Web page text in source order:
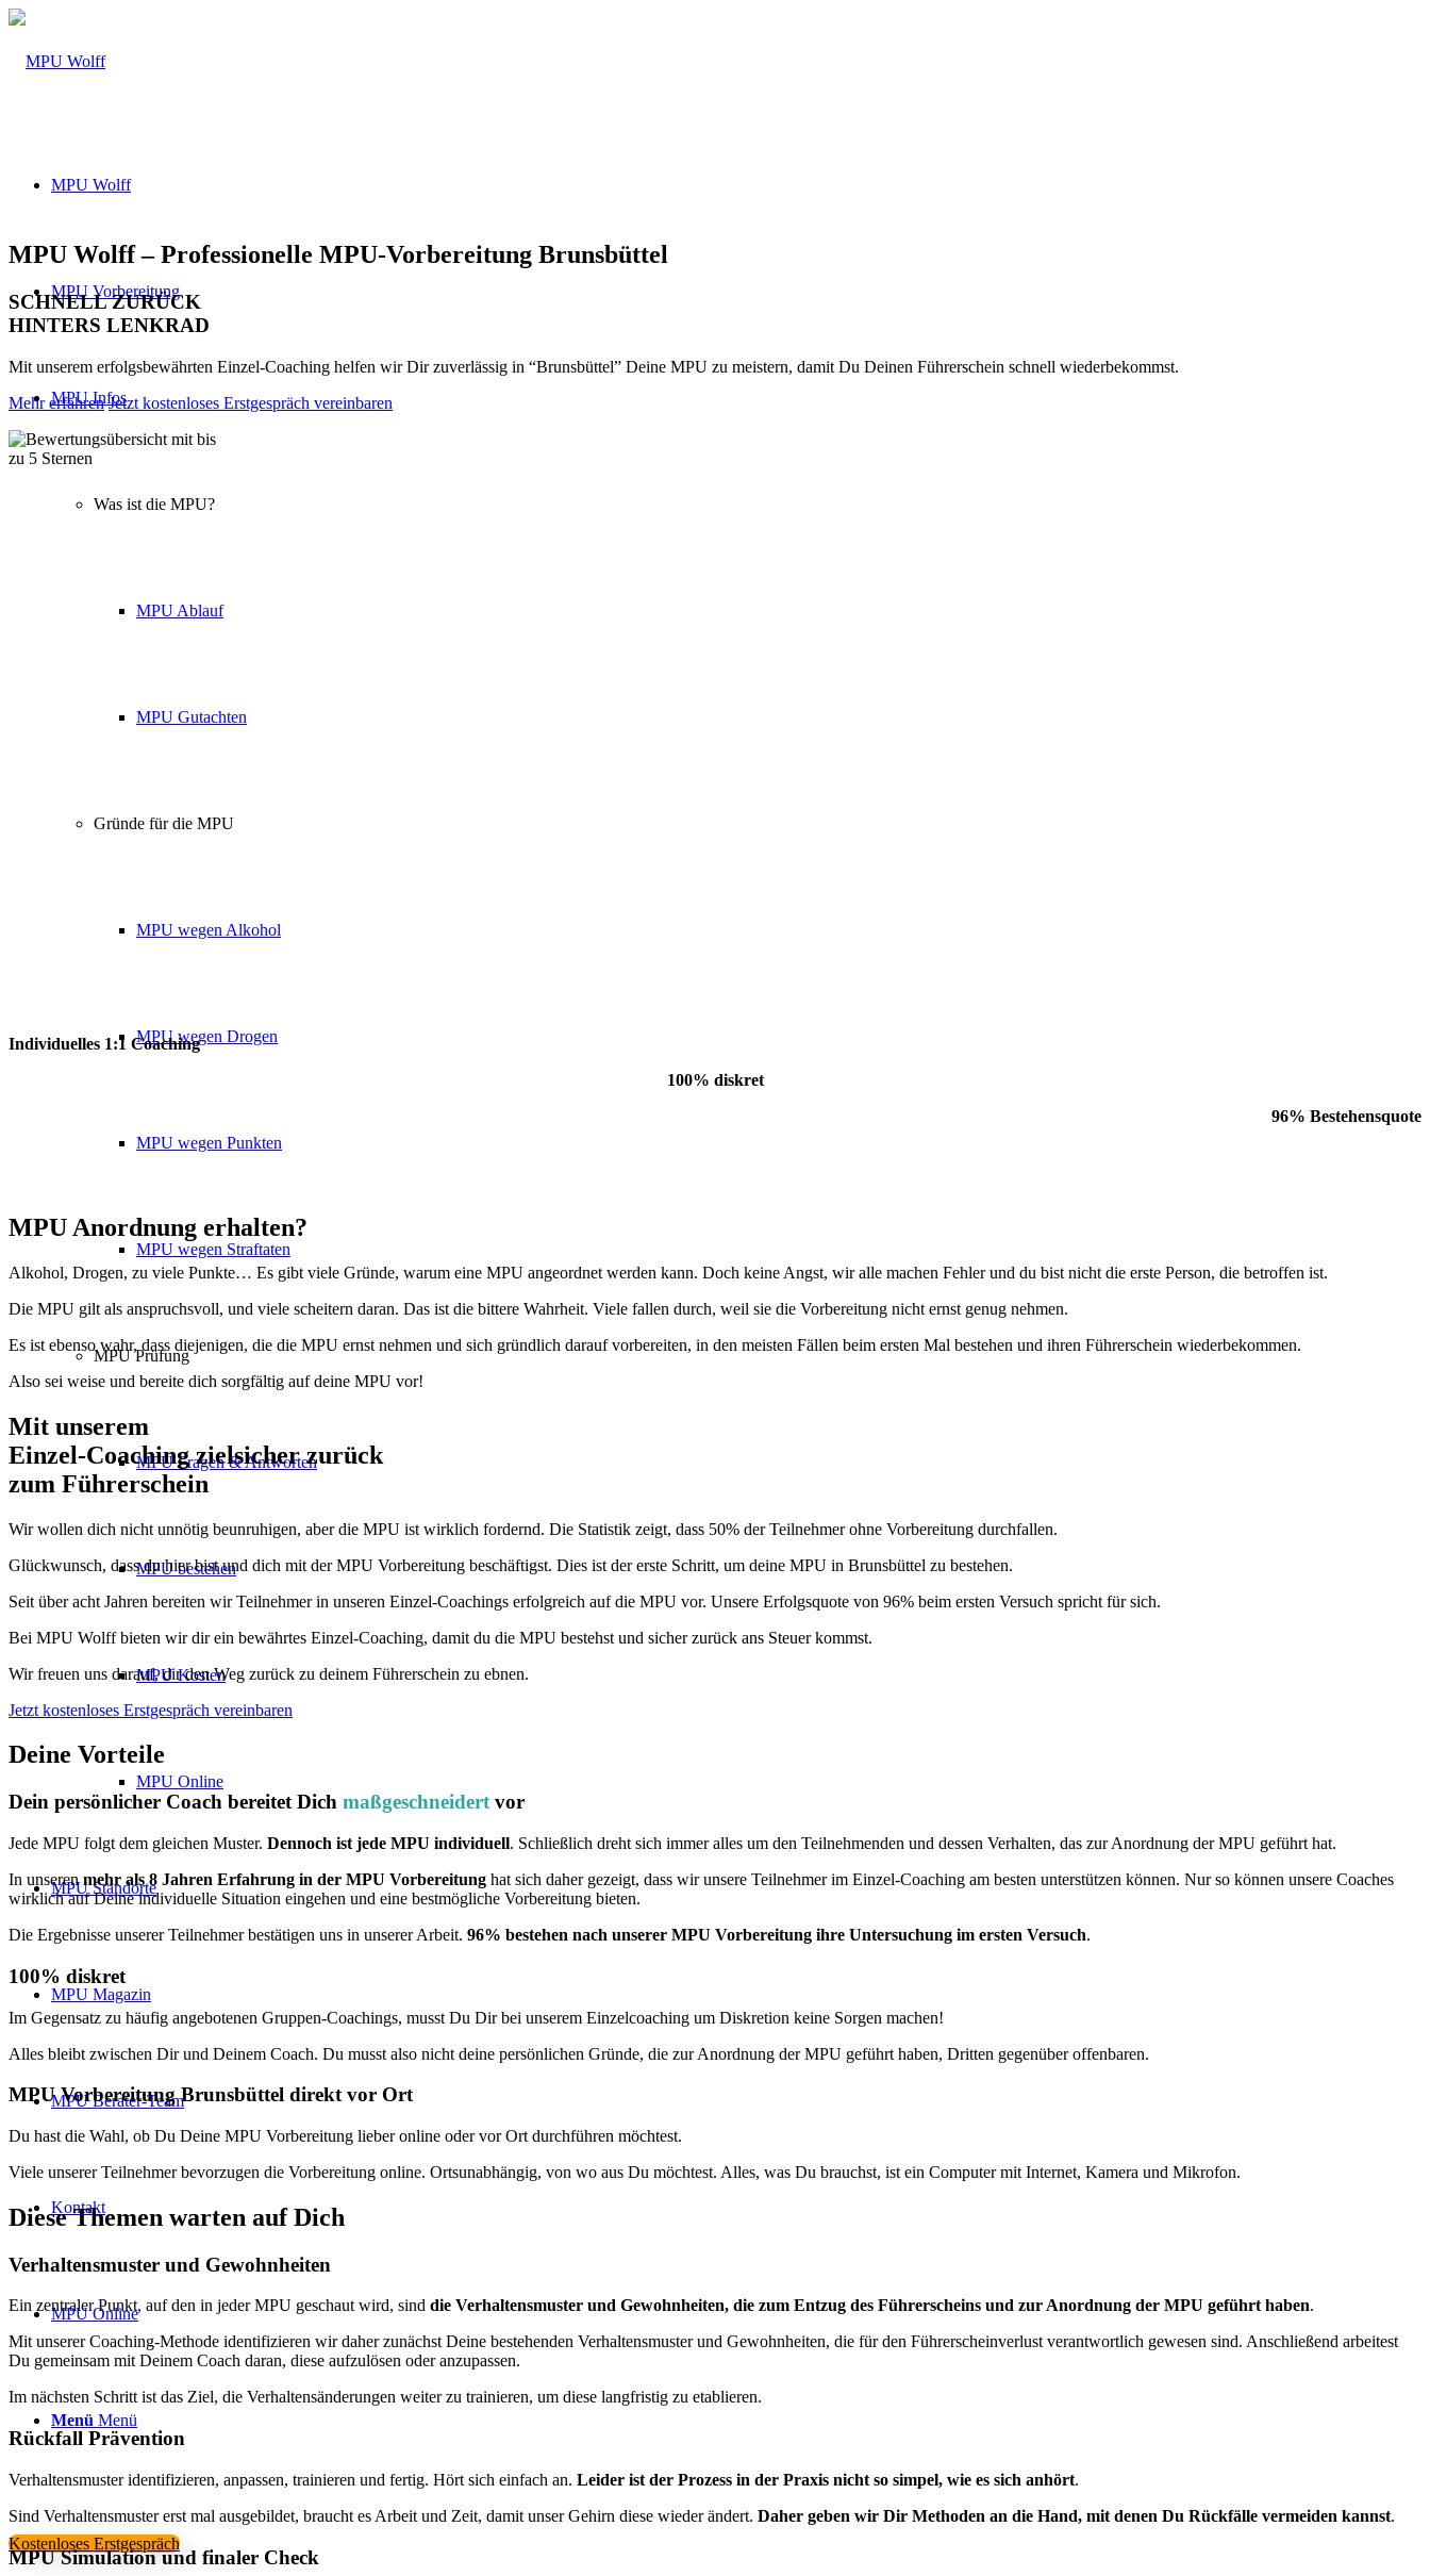
MPU Wolff
MPU Vorbereitung
MPU Infos
Was ist die MPU?
MPU Ablauf
MPU Gutachten
Gründe für die MPU
MPU wegen Alkohol
MPU wegen Drogen
MPU wegen Punkten
MPU wegen Straftaten
MPU Prüfung
MPU Fragen & Antworten
MPU bestehen
MPU Kosten
MPU Online
MPU Standorte
MPU Magazin
MPU Berater-Team
Kontakt
MPU Online
Menü Menü
Kostenloses Erstgespräch
MPU Wolff – Professionelle MPU-Vorbereitung Brunsbüttel
SCHNELL ZURÜCK
HINTERS LENKRAD
Mit unserem erfolgsbewährten Einzel-Coaching helfen wir Dir zuverlässig in “Brunsbüttel” Deine MPU zu meistern, damit Du Deinen Führerschein schnell wiederbekommst.
Mehr erfahren Jetzt kostenloses Erstgespräch vereinbaren
Individuelles 1:1 Coaching
100% diskret
96% Bestehensquote
MPU Anordnung erhalten?
Alkohol, Drogen, zu viele Punkte… Es gibt viele Gründe, warum eine MPU angeordnet werden kann. Doch keine Angst, wir alle machen Fehler und du bist nicht die erste Person, die betroffen ist.
Die MPU gilt als anspruchsvoll, und viele scheitern daran. Das ist die bittere Wahrheit. Viele fallen durch, weil sie die Vorbereitung nicht ernst genug nehmen.
Es ist ebenso wahr, dass diejenigen, die die MPU ernst nehmen und sich gründlich darauf vorbereiten, in den meisten Fällen beim ersten Mal bestehen und ihren Führerschein wiederbekommen.
Also sei weise und bereite dich sorgfältig auf deine MPU vor!
Mit unserem
Einzel-Coaching zielsicher zurück
zum Führerschein
Wir wollen dich nicht unnötig beunruhigen, aber die MPU ist wirklich fordernd. Die Statistik zeigt, dass 50% der Teilnehmer ohne Vorbereitung durchfallen.
Glückwunsch, dass du hier bist und dich mit der MPU Vorbereitung beschäftigst. Dies ist der erste Schritt, um deine MPU in Brunsbüttel zu bestehen.
Seit über acht Jahren bereiten wir Teilnehmer in unseren Einzel-Coachings erfolgreich auf die MPU vor. Unsere Erfolgsquote von 96% beim ersten Versuch spricht für sich.
Bei MPU Wolff bieten wir dir ein bewährtes Einzel-Coaching, damit du die MPU bestehst und sicher zurück ans Steuer kommst.
Wir freuen uns darauf, dir den Weg zurück zu deinem Führerschein zu ebnen.
Jetzt kostenloses Erstgespräch vereinbaren
Deine Vorteile
Dein persönlicher Coach bereitet Dich maßgeschneidertvor
Jede MPU folgt dem gleichen Muster. Dennoch ist jede MPU individuell. Schließlich dreht sich immer alles um den Teilnehmenden und dessen Verhalten, das zur Anordnung der MPU geführt hat.
In unserenmehr als 8 Jahren Erfahrung in der MPU Vorbereitung hat sich daher gezeigt, dass wir unsere Teilnehmer im Einzel-Coaching am besten unterstützen können. Nur so können unsere Coaches
wirklich auf Deine individuelle Situation eingehen und eine bestmögliche Vorbereitung bieten.
Die Ergebnisse unserer Teilnehmer bestätigen uns in unserer Arbeit. 96% bestehen nach unserer MPU Vorbereitung ihre Untersuchung im ersten Versuch.
100% diskret
Im Gegensatz zu häufig angebotenen Gruppen-Coachings, musst Du Dir bei unserem Einzelcoaching um Diskretion keine Sorgen machen!
Alles bleibt zwischen Dir und Deinem Coach. Du musst also nicht deine persönlichen Gründe, die zur Anordnung der MPU geführt haben, Dritten gegenüber offenbaren.
MPU Vorbereitung Brunsbüttel direkt vor Ort
Du hast die Wahl, ob Du Deine MPU Vorbereitung lieber online oder vor Ort durchführen möchtest.
Viele unserer Teilnehmer bevorzugen die Vorbereitung online. Ortsunabhängig, von wo aus Du möchtest. Alles, was Du brauchst, ist ein Computer mit Internet, Kamera und Mikrofon.
Diese Themen warten auf Dich
Verhaltensmuster und Gewohnheiten
Ein zentraler Punkt, auf den in jeder MPU geschaut wird, sind die Verhaltensmuster und Gewohnheiten, die zum Entzug des Führerscheins und zur Anordnung der MPU geführt haben.
Mit unserer Coaching-Methode identifizieren wir daher zunächst Deine bestehenden Verhaltensmuster und Gewohnheiten, die für den Führerscheinverlust verantwortlich gewesen sind. Anschließend arbeitest
Du gemeinsam mit Deinem Coach daran, diese aufzulösen oder anzupassen.
Im nächsten Schritt ist das Ziel, die Verhaltensänderungen weiter zu trainieren, um diese langfristig zu etablieren.
Rückfall Prävention
Verhaltensmuster identifizieren, anpassen, trainieren und fertig. Hört sich einfach an. Leider ist der Prozess in der Praxis nicht so simpel, wie es sich anhört.
Sind Verhaltensmuster erst mal ausgebildet, braucht es Arbeit und Zeit, damit unser Gehirn diese wieder ändert. Daher geben wir Dir Methoden an die Hand, mit denen Du Rückfälle vermeiden kannst.
MPU Simulation und finaler Check